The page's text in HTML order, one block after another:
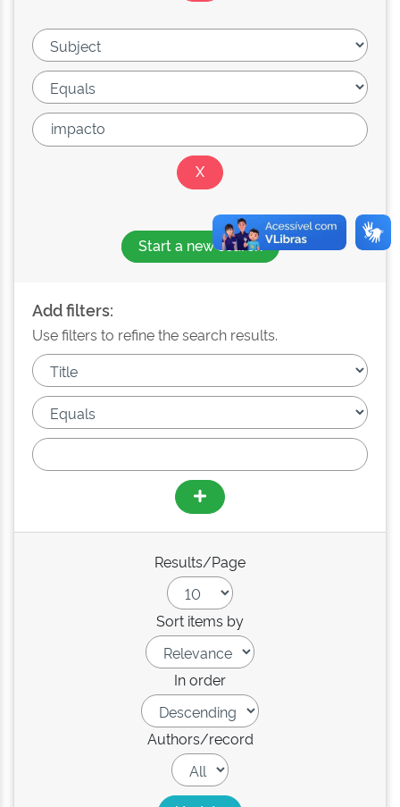
Start a new search
Add filters:
Use filters to refine the search results.
Results/Page
Sort items by
In order
Authors/record